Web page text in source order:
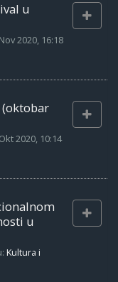
u
2020, 16:18
2020, 10:14
u
Kultura i